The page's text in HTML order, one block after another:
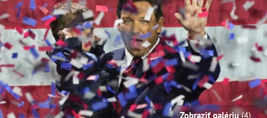
Zobraziť galériu(4)